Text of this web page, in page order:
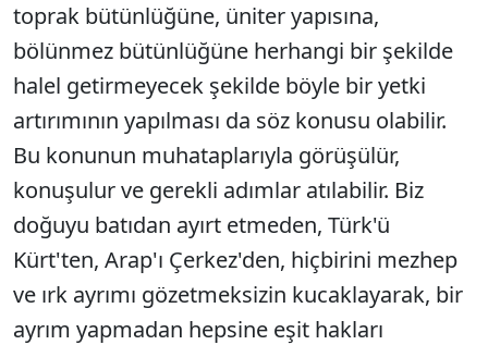
toprak bütünlüğüne, üniter yapısına,
bölünmez bütünlüğüne herhangi bir şekilde
halel getirmeyecek şekilde böyle bir yetki
artırımının yapılması da söz konusu olabilir.
Bu konunun muhataplarıyla görüşülür,
konuşulur ve gerekli adımlar atılabilir. Biz
doğuyu batıdan ayırt etmeden, Türk'ü
Kürt'ten, Arap'ı Çerkez'den, hiçbirini mezhep
ve ırk ayrımı gözetmeksizin kucaklayarak, bir
ayrım yapmadan hepsine eşit hakları